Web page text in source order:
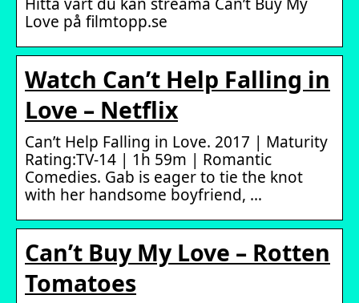
Love på filmtopp.se
Watch Can’t Help Falling in
Love – Netflix
Can’t Help Falling in Love. 2017 | Maturity
Rating:TV-14 | 1h 59m | Romantic
Comedies. Gab is eager to tie the knot
with her handsome boyfriend, …
Can’t Buy My Love – Rotten
Tomatoes